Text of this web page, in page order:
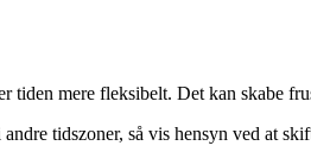
tiden mere fleksibelt. Det kan skabe
tidszoner, så vis hensyn ved at